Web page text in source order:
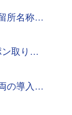
空港連絡バス（都心系統）の停留所名称変更について
GoToトラベル 地域共通クーポン取り扱い開始について
車いす対応エレベーター付き車両の導入について